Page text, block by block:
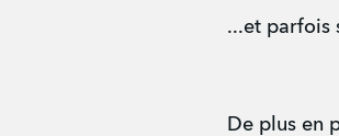
...et parfois
De plus en